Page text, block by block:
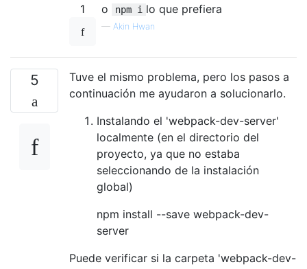
1 o npm i lo que prefiera
— Akin Hwan
5
Tuve el mismo problema, pero los pasos a
continuación me ayudaron a solucionarlo.
Instalando el 'webpack-dev-server'
localmente (en el directorio del
proyecto, ya que no estaba
seleccionando de la instalación
global)
npm install --save webpack-dev-
server
Puede verificar si la carpeta 'webpack-dev-